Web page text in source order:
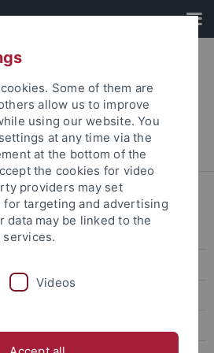
Akademischer Werdegang
Some of them are
allow us to improve
using our website. You
at any time via the
at the bottom of the
the cookies for video
providers may set
targeting and advertising
data may be linked to the
services.
Videos